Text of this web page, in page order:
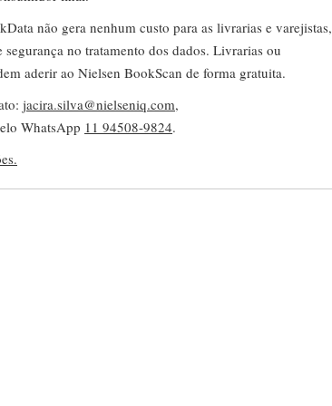
não gera nenhum custo para as livrarias e varejistas,
no tratamento dos dados. Livrarias ou
aderir ao Nielsen BookScan de forma gratuita.
jacira.silva@nielseniq.com,
WhatsApp 11 94508-9824.